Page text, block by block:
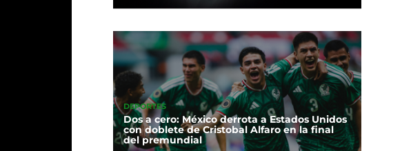
DEPORTES
Dos a cero: México derrota a Estados Unidos
con doblete de Cristobal Alfaro en la final
del premundial